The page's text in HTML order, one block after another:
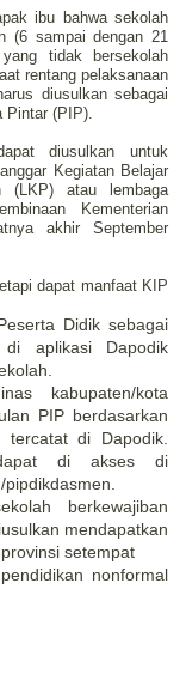
ibu bahwa sekolah
(6 sampai dengan 21
tidak bersekolah
rentang pelaksanaan
diusulkan sebagai
Pintar (PIP).
diusulkan untuk
Kegiatan Belajar
(LKP) atau lembaga
Kementerian
akhir September
dapat manfaat KIP
Didik sebagai
aplikasi Dapodik
kabupaten/kota
PIP berdasarkan
di Dapodik.
di akses di
berkewajiban
mendapatkan
setempat
nonformal